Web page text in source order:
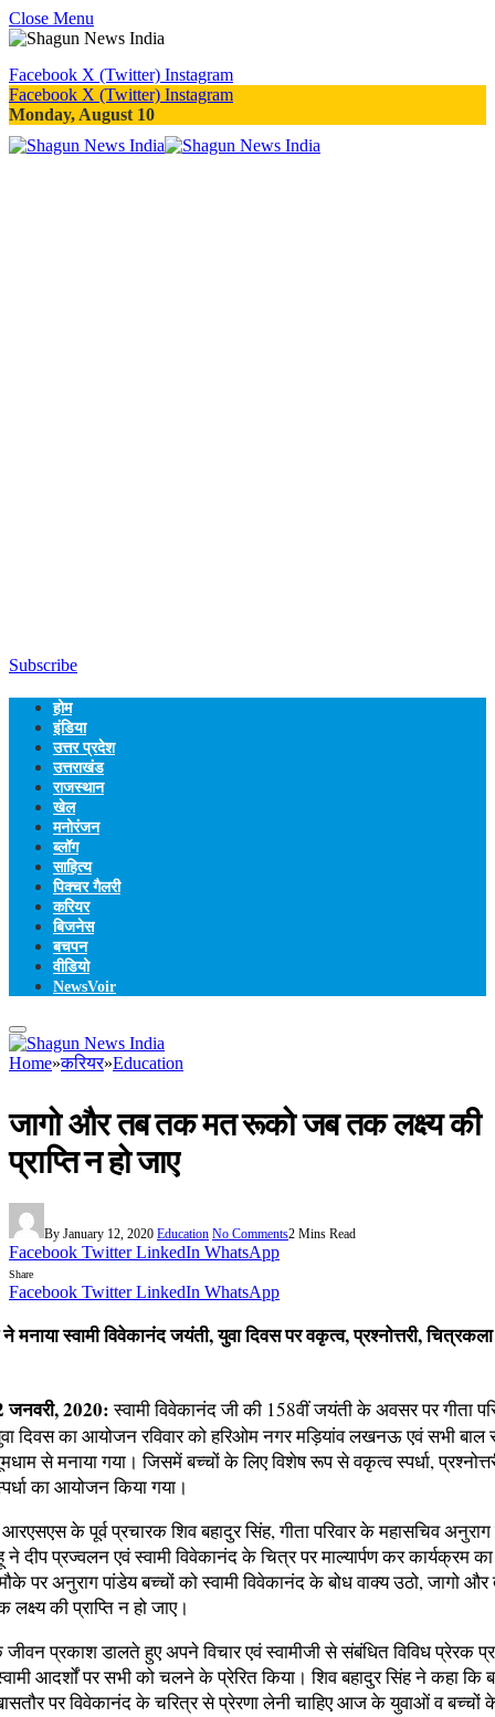
Close Menu
Facebook X (Twitter) Instagram
Facebook X (Twitter) Instagram
Monday, August 10
Subscribe
होम
इंडिया
उत्तर प्रदेश
उत्तराखंड
राजस्थान
खेल
मनोरंजन
ब्लॉग
साहित्य
पिक्चर गैलरी
करियर
बिजनेस
बचपन
वीडियो
NewsVoir
Home»करियर»Education
जागो और तब तक मत रूको जब तक लक्ष्य की
प्राप्ति न हो जाए
By January 12, 2020 Education No Comments2 Mins Read
Facebook Twitter LinkedIn WhatsApp
Share
Facebook Twitter LinkedIn WhatsApp
ने मनाया स्वामी विवेकानंद जयंती, युवा दिवस पर वकृत्व, प्रश्नोत्तरी, चित्रकला
2020:स्वामी विवेकानंद जी की 158वीं जयंती के अवसर पर गीता
दिवस का आयोजन रविवार को हरिओम नगर मड़ियांव लखनऊ एवं सभी बाल
से मनाया गया। जिसमें बच्चों के लिए विशेष रूप से वकृत्व स्पर्धा,
का आयोजन किया गया।
के पूर्व प्रचारक शिव बहादुर सिंह, गीता परिवार के महासचिव अनुराग
ने दीप प्रज्वलन एवं स्वामी विवेकानंद के चित्र पर माल्यार्पण कर कार्यक्रम
पर अनुराग पांडेय बच्चों को स्वामी विवेकानंद के बोध वाक्य उठो, जागो
की प्राप्ति न हो जाए।
प्रकाश डालते हुए अपने विचार एवं स्वामीजी से संबंधित विविध प्रेरक
आदर्शों पर सभी को चलने के प्रेरित किया। शिव बहादुर सिंह ने कहा कि
पर विवेकानंद के चरित्र से प्रेरणा लेनी चाहिए आज के युवाओं व बच्चों